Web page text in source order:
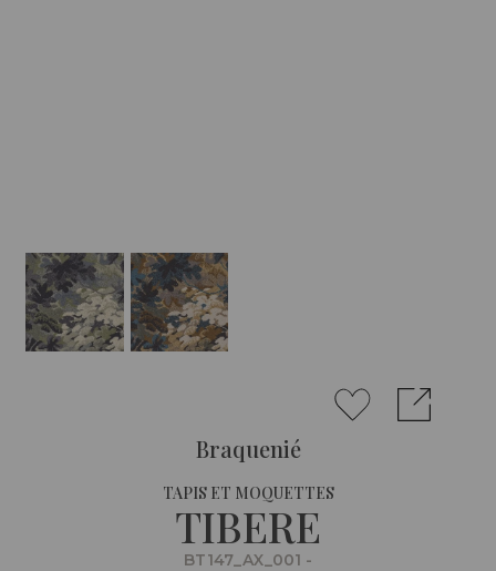
Braquenié
TAPIS ET MOQUETTES
TIBERE
BT147_AX_001 -